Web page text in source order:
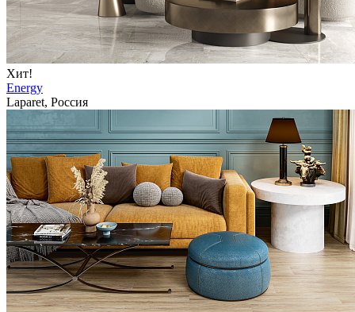
Хит!
Energy
Laparet, Россия